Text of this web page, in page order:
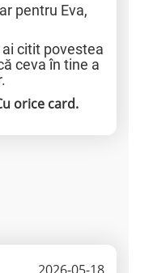
pentru Eva,
citit povestea
ceva în tine a
orice card.